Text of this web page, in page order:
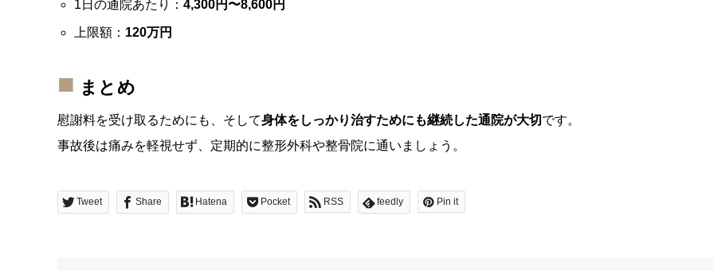
1日の通院あたり： 4,300円〜8,600円
上限額： 120万円
まとめ
慰謝料を受け取るためにも、そして身体をしっかり治すためにも継続した通院が大切です。
事故後は痛みを軽視せず、定期的に整形外科や整骨院に通いましょう。
Tweet Share Hatena Pocket RSS feedly Pin it